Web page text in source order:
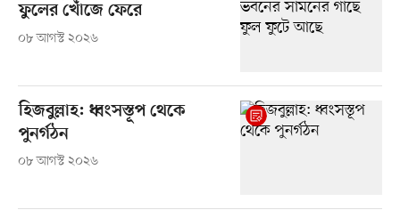
ফুলের খোঁজে ফেরে
০৮ আগস্ট ২০২৬
হিজবুল্লাহ: ধ্বংসস্তূপ থেকে
পুনর্গঠন
০৮ আগস্ট ২০২৬